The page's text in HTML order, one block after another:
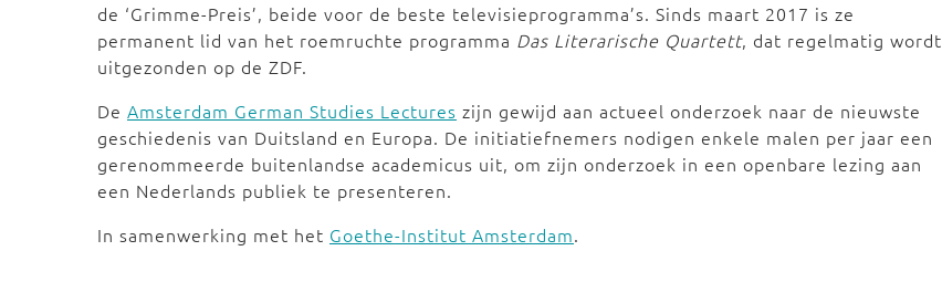
de ‘Grimme-Preis’, beide voor de beste televisieprogramma’s. Sinds maart 2017 is ze
permanent lid van het roemruchte programma Das Literarische Quartett, dat regelmatig wordt
uitgezonden op de ZDF.
De Amsterdam German Studies Lectures zijn gewijd aan actueel onderzoek naar de nieuwste
geschiedenis van Duitsland en Europa. De initiatiefnemers nodigen enkele malen per jaar een
gerenommeerde buitenlandse academicus uit, om zijn onderzoek in een openbare lezing aan
een Nederlands publiek te presenteren.
In samenwerking met het Goethe-Institut Amsterdam.